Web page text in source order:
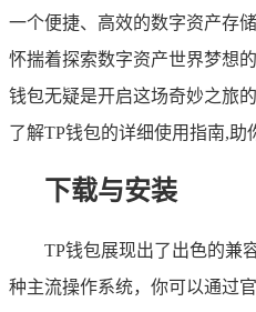
一个便捷、高效的数字资产存
怀揣着探索数字资产世界梦想
钱包无疑是开启这场奇妙之旅
了解TP钱包的详细使用指南,助
下载与安装
TP钱包展现出了出色的兼
种主流操作系统，你可以通过